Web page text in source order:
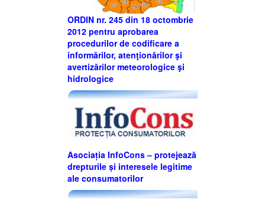
ORDIN nr. 245 din 18 octombrie
2012 pentru aprobarea
procedurilor de codificare a
informărilor, atenţionărilor şi
avertizărilor meteorologice şi
hidrologice
Asociația InfoCons – protejează
drepturile și interesele legitime
ale consumatorilor